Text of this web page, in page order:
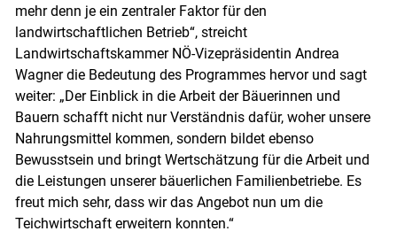
mehr denn je ein zentraler Faktor für den
landwirtschaftlichen Betrieb“, streicht
Landwirtschaftskammer NÖ-Vizepräsidentin Andrea
Wagner die Bedeutung des Programmes hervor und sagt
weiter: „Der Einblick in die Arbeit der Bäuerinnen und
Bauern schafft nicht nur Verständnis dafür, woher unsere
Nahrungsmittel kommen, sondern bildet ebenso
Bewusstsein und bringt Wertschätzung für die Arbeit und
die Leistungen unserer bäuerlichen Familienbetriebe. Es
freut mich sehr, dass wir das Angebot nun um die
Teichwirtschaft erweitern konnten.“